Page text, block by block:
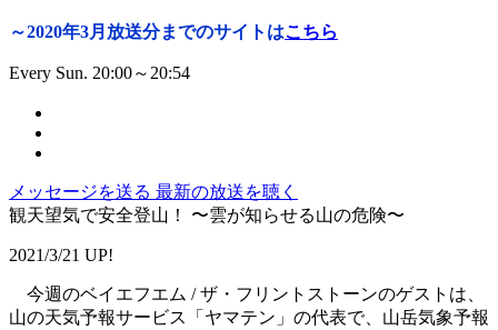
～2020年3月放送分までのサイトはこちら
Every Sun. 20:00～20:54
メッセージを送る 最新の放送を聴く
観天望気で安全登山！ 〜雲が知らせる山の危険〜
2021/3/21 UP!
今週のベイエフエム / ザ・フリントストーンのゲストは、
山の天気予報サービス「ヤマテン」の代表で、山岳気象予報